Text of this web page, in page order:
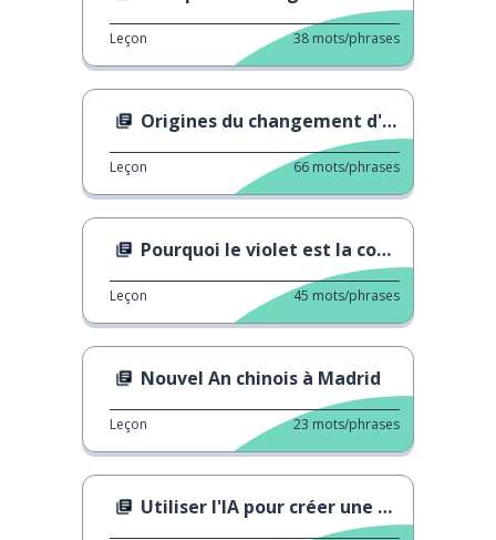
Leçon 38 mots/phrases
Origines du changement d'heure
Leçon 66 mots/phrases
Pourquoi le violet est la couleur du féminisme
Leçon 45 mots/phrases
Nouvel An chinois à Madrid
Leçon 23 mots/phrases
Utiliser l'IA pour créer une chanson